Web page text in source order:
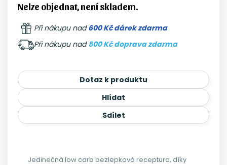
Nelze objednat, není skladem.
Při nákupu nad600 Kč dárek zdarma
Při nákupu nad 500 Kč doprava zdarma
Dotaz k produktu
Hlídat
Sdílet
Jedinečná low carb bezlepková receptura, díky